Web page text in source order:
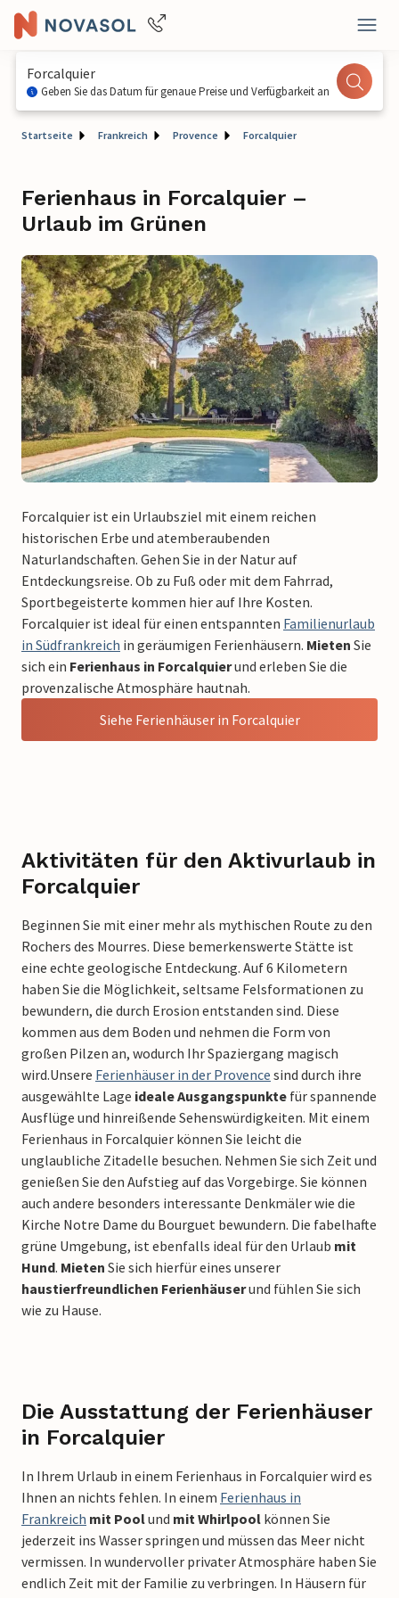
Forcalquier
Geben Sie das Datum für genaue Preise und Verfügbarkeit an
Startseite Frankreich Provence Forcalquier
Ferienhaus in Forcalquier –
Urlaub im Grünen
Forcalquier ist ein Urlaubsziel mit einem reichen
historischen Erbe und atemberaubenden
Naturlandschaften. Gehen Sie in der Natur auf
Entdeckungsreise. Ob zu Fuß oder mit dem Fahrrad,
Sportbegeisterte kommen hier auf Ihre Kosten.
Forcalquier ist ideal für einen entspannten Familienurlaub
in Südfrankreich in geräumigen Ferienhäusern. Mieten Sie
sich ein Ferienhaus in Forcalquierund erleben Sie die
provenzalische Atmosphäre hautnah.
Siehe Ferienhäuser in Forcalquier
Aktivitäten für den Aktivurlaub in
Forcalquier
Beginnen Sie mit einer mehr als mythischen Route zu den
Rochers des Mourres. Diese bemerkenswerte Stätte ist
eine echte geologische Entdeckung. Auf 6 Kilometern
haben Sie die Möglichkeit, seltsame Felsformationen zu
bewundern, die durch Erosion entstanden sind. Diese
kommen aus dem Boden und nehmen die Form von
großen Pilzen an, wodurch Ihr Spaziergang magisch
wird.Unsere Ferienhäuser in der Provence sind durch ihre
ausgewählte Lage ideale Ausgangspunkte für spannende
Ausflüge und hinreißende Sehenswürdigkeiten. Mit einem
Ferienhaus in Forcalquier können Sie leicht die
unglaubliche Zitadelle besuchen. Nehmen Sie sich Zeit und
genießen Sie den Aufstieg auf das Vorgebirge. Sie können
auch andere besonders interessante Denkmäler wie die
Kirche Notre Dame du Bourguet bewundern. Die fabelhafte
grüne Umgebung, ist ebenfalls ideal für den Urlaub mit
Hund. Mieten Sie sich hierfür eines unserer
haustierfreundlichen Ferienhäuserund fühlen Sie sich
wie zu Hause.
Die Ausstattung der Ferienhäuser
in Forcalquier
In Ihrem Urlaub in einem Ferienhaus in Forcalquier wird es
Ihnen an nichts fehlen. In einem Ferienhaus in
Frankreich mit Poolund mit Whirlpool können Sie
jederzeit ins Wasser springen und müssen das Meer nicht
vermissen. In wundervoller privater Atmosphäre haben Sie
endlich Zeit mit der Familie zu verbringen. In Häusern für